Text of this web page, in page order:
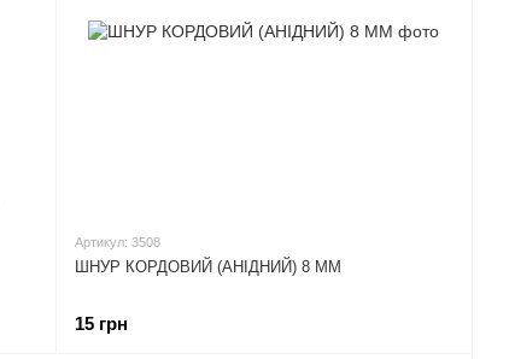
Артикул: 3508
ШНУР КОРДОВИЙ (АНІДНИЙ) 8 ММ
15 грн